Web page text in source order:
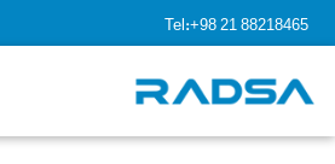
Tel:+98 21 88218465